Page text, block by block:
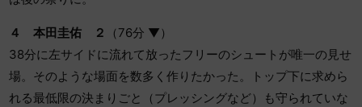
４ 本田圭佑 ２
（76分 ▼）
38分に左サイドに流れて放ったフリーのシュートが唯一の見せ
場。そのような場面を数多く作りたかった。トップ下に求めら
れる最低限の決まりごと（プレッシングなど）も守られていな